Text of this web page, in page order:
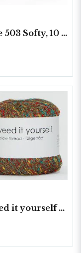
Linie 503 Softy, 10 nystan a50g./fp.
Tweed it yourself 10 nyst. a50 g./fp.